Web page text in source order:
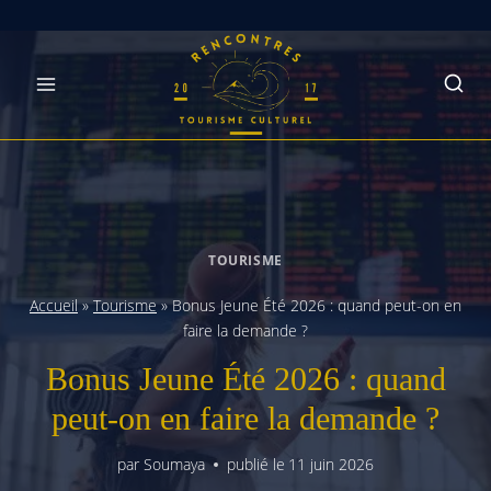
content
TOURISME
Accueil»Tourisme»Bonus Jeune Été 2026 : quand peut-on en
faire la demande ?
Bonus Jeune Été 2026 : quand
peut-on en faire la demande ?
par Soumaya publié le 11 juin 2026